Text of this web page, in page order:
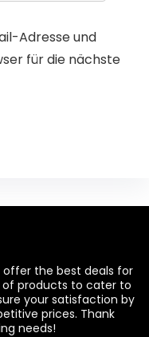
Adresse und
für die nächste
offer the best deals for
of products to cater to
your satisfaction by
prices. Thank
needs!